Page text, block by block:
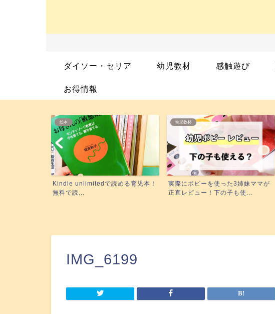
ダイソー・セリア 幼児教材 感触遊び
お得情報
幼児教材
実際にポピーを使った3姉妹ママが
正直レビュー！下の子も使...
絵本
絵本の読み聞かせする時間がない方
に！『聴く』絵本がいい3...
IMG_6199